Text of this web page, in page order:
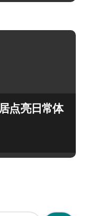
点亮日常体